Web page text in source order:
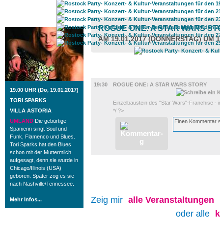
ROSTOCK TAGESTIPP
19.00 UHR (Do, 19.01.2017)
TORI SPARKS
VILLA ASTORIA
UMLAND Die gebürtige
Spanierin singt Soul und
Funk, Flamenco und Blues.
Tori Sparks hat den Blues
schon mit der Muttermilch
aufgesagt, denn sie wurde in
Chicago/Illinois (USA)
geboren. Später zog es sie
nach Nashville/Tennessee.
Mehr Infos...
ROGUE ONE: A STAR WARS
AM 19.01.2017 (DONNERSTAG) UM
19:30
ROGUE ONE: A STAR WARS STORY
Einzelbaustein des "Star Wars"-Franchise -
*/ ?>
Zeig mir alle Veranstaltungen
oder alle